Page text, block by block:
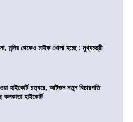
মন্দির থেকেও মাইক খোলা হচ্ছে : মুখ্যমন্ত্রী
হাইকোর্ট চত্বরে, আটজন নতুন বিচারপতি
কলকাতা হাইকোর্ট